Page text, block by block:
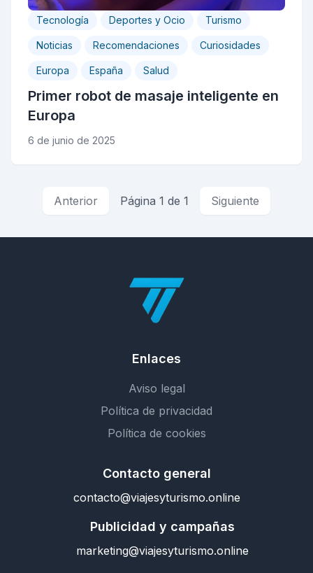
Tecnología Deportes y Ocio Turismo
Noticias Recomendaciones Curiosidades
Europa España Salud
Primer robot de masaje inteligente en
Europa
6 de junio de 2025
Anterior Página 1 de 1 Siguiente
Enlaces
Aviso legal
Política de privacidad
Política de cookies
Contacto general
contacto@viajesyturismo.online
Publicidad y campañas
marketing@viajesyturismo.online